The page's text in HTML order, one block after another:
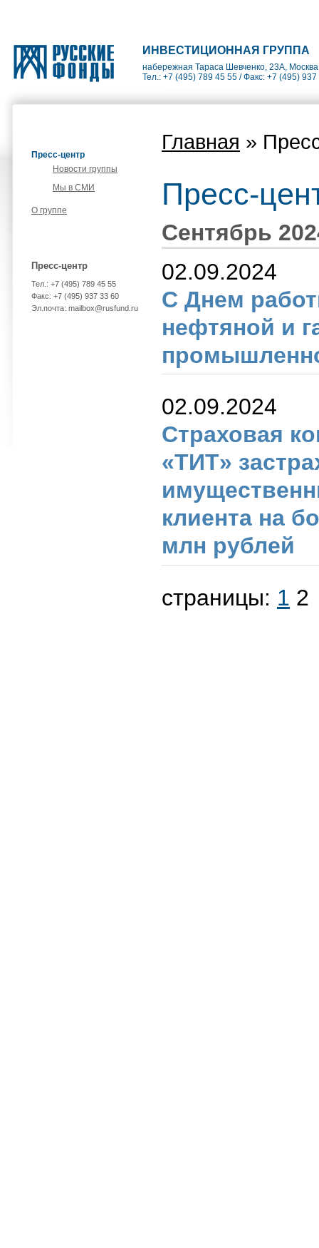
ИНВЕСТИЦИОННАЯ ГРУППА
набережная Тараса Шевченко, 23А,
Тел.: +7 (495) 789 45 55 / Факс: +7 (495)
Пресс-центр
Новости группы
Мы в СМИ
О группе
Пресс-центр
Тел.: +7 (495) 789 45 55
Факс: +7 (495) 937 33 60
Эл.почта: mailbox@rusfund.ru
Главная »
Пресс-
Сентябрь
02.09.2024
С Днем
нефтяной и
02.09.2024
Страховая
«ТИТ»
клиента на
млн рублей
страницы: 1 2